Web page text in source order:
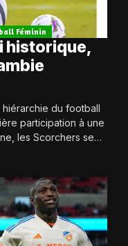
Féminin
historique,
du football
participation à une
les Scorchers se